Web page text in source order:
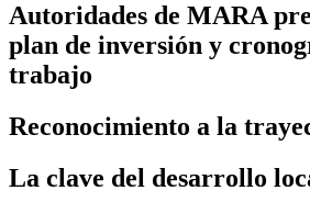
Autoridades de MARA
plan de inversión y
trabajo
Reconocimiento a la
La clave del desarrollo